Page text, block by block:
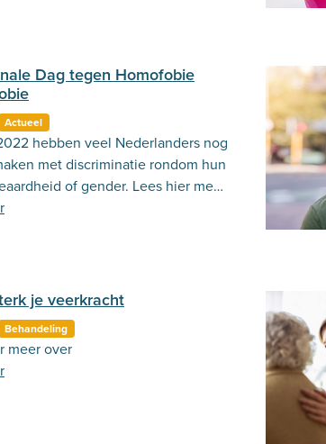
Dag tegen Homofobie
Actueel
hebben veel Nederlanders nog
met discriminatie rondom hun
of gender. Lees hier meer
de Internationale Dag tegen
je veerkracht
Behandeling
meer over